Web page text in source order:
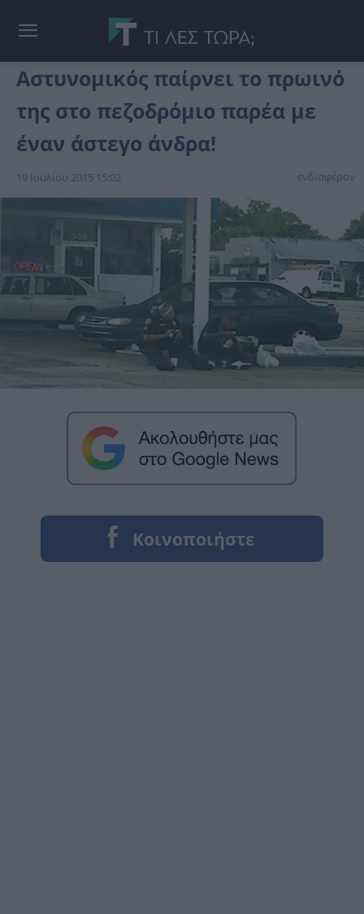
Αστυνομικός παίρνει το πρωινό
της στο πεζοδρόμιο παρέα με
έναν άστεγο άνδρα!
19 Ιουλίου 2015 15:02 ενδιαφέρον